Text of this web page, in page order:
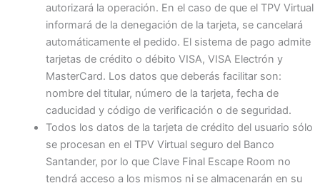
autorizará la operación. En el caso de que el TPV Virtual
informará de la denegación de la tarjeta, se cancelará
automáticamente el pedido. El sistema de pago admite
tarjetas de crédito o débito VISA, VISA Electrón y
MasterCard. Los datos que deberás facilitar son:
nombre del titular, número de la tarjeta, fecha de
caducidad y código de verificación o de seguridad.
Todos los datos de la tarjeta de crédito del usuario sólo
se procesan en el TPV Virtual seguro del Banco
Santander, por lo que Clave Final Escape Room no
tendrá acceso a los mismos ni se almacenarán en su